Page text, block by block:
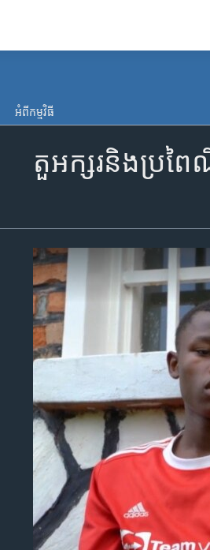
អំពី​កម្មវិធី​
តួអក្សរ​និង​ប្រពៃណី​